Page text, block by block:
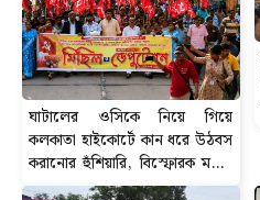
ঘাটালের ওসিকে নিয়ে গিয়ে
কলকাতা হাইকোর্টে কান ধরে উঠবস
করানোর হুঁশিয়ারি, বিস্ফোরক মন্তব্য
সিপিআইএম নেতা শতরূপ ঘোষের।